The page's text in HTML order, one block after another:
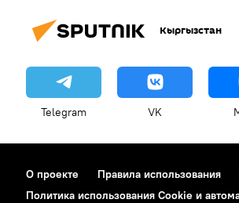
Кыргызстан
Telegram VK
О проекте Правила использования
Политика использования Cookie и